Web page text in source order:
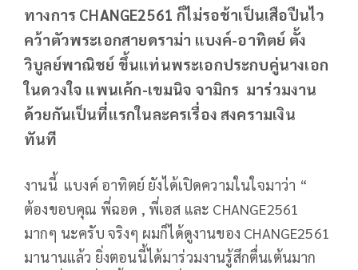
ทางการ CHANGE2561 ก็ไม่รอช้าเป็นเสือปืนไว
คว้าตัวพระเอกสายดราม่า แบงค์-อาทิตย์ ตั้ง
วิบูลย์พาณิชย์ ขึ้นแท่นพระเอกประกบคู่นางเอก
ในดวงใจ แพนเค้ก-เขมนิจ จามิกร มาร่วมงาน
ด้วยกันเป็นที่แรกในละครเรื่อง สงครามเงิน
ทันที
งานนี้ แบงค์ อาทิตย์ ยังได้เปิดความในใจมาว่า “
ต้องขอบคุณ พี่ฉอด , พี่เอส และ CHANGE2561
มากๆ นะครับ จริงๆ ผมก็ได้ดูงานของ CHANGE2561
มานานแล้ว ยิ่งตอนนี้ได้มาร่วมงานรู้สึกตื่นเต้นมาก